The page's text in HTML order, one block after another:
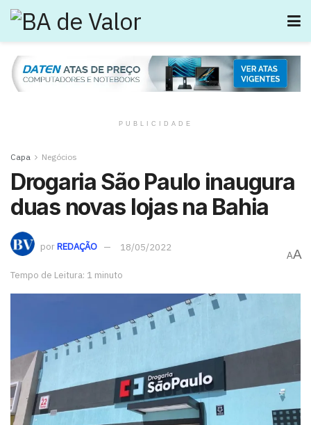
PUBLICIDADE
Capa Negócios
Drogaria São Paulo inaugura
duas novas lojas na Bahia
porREDAÇÃO 18/05/2022
Tempo de Leitura: 1 minuto
AA